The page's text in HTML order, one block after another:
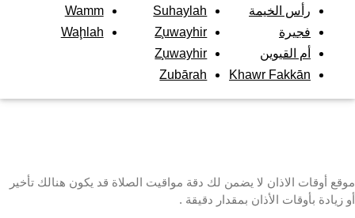
رأس الخيمة
فجيرة
أم القيوين
Khawr Fakkān
Suhaylah
Z̧uwayhir
Z̧uwayhir
Zubārah
Wamm
Waḩlah
موقع أوقات الاذان لا يضمن لك دقة مواقيت الصلاة قد يكون هنالك تأخير
أو زيادة بأوقات الأذان بمقدار دقيقة .